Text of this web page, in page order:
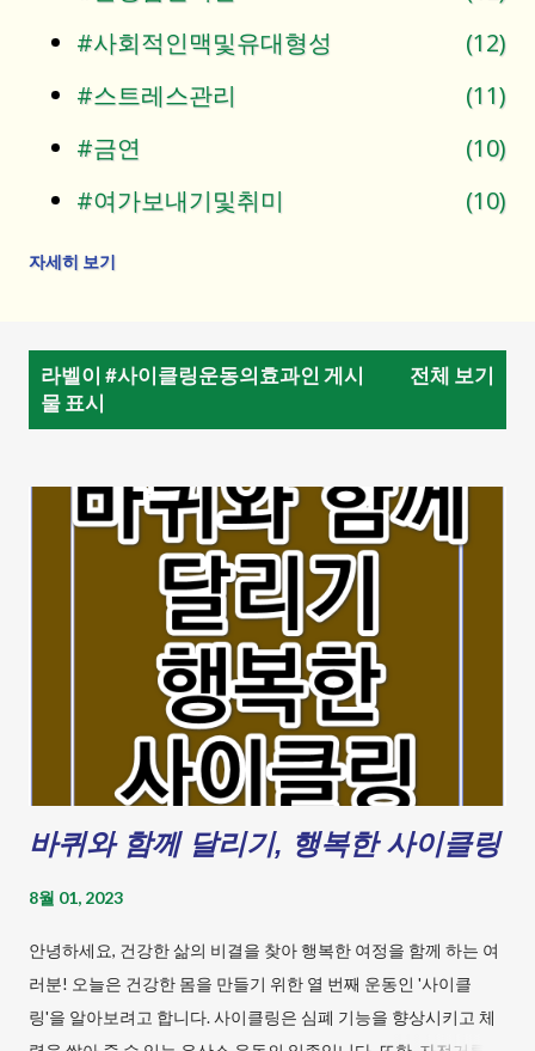
#사회적인맥및유대형성
12
#스트레스관리
11
#금연
10
#여가보내기및취미
10
#건강한알코올섭취방법
#프롬프트만들기
2
#프롬프트엔지니어링
2
#건강한음료먹기
1
#장마
자세히 보기
라벨이 #사이클링운동의효과인 게시
물 표시
전체 보기
바퀴와 함께 달리기, 행복한 사이클링
8월 01, 2023
안녕하세요, 건강한 삶의 비결을 찾아 행복한 여정을 함께 하는 여
러분! 오늘은 건강한 몸을 만들기 위한 열 번째 운동인 '사이클
링'을 알아보려고 합니다. 사이클링은 심폐 기능을 향상시키고 체